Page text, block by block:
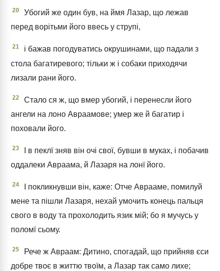
20
Убогий же один був, на ймя Лазар, що лежав
перед ворітьми його ввесь у струпі,
21
і бажав погодуватись окрушинами, що падали з
стола багатиревого; тільки ж і собаки приходячи
лизали рани його.
22
Стало ся ж, що вмер убогий, і перенесли його
ангели на лоно Авраамове; умер же й багатир і
поховали його.
23
І в пеклї зняв він очі свої, бувши в муках, і побачив
оддалеки Авраама, й Лазаря на лонї його.
24
І покликнувши він, каже: Отче Аврааме, помилуй
мене та пішли Лазаря, нехай умочить конець пальця
свого в воду та прохолодить язик мій; бо я мучусь у
поломї сьому.
25
Рече ж Авраам: Дитино, спогадай, що прийняв єси
добре твоє в життю твоїм, а Лазар так само лихе;